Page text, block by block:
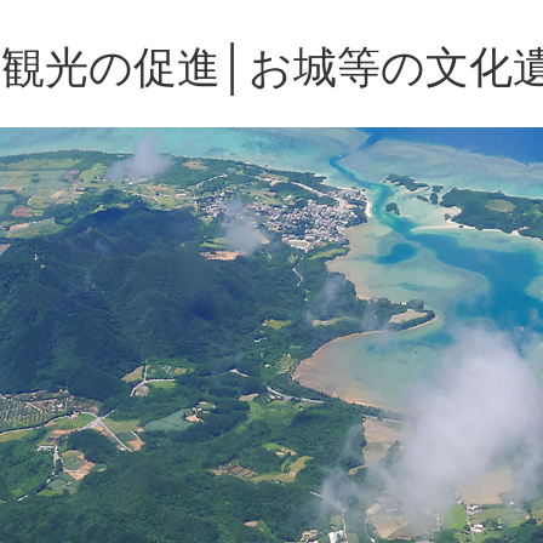
光の促進│お城等の文化